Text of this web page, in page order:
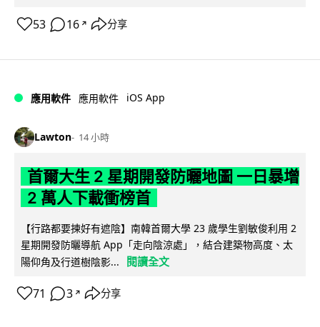
53 16 ↗ 分享
應用軟件 應用軟件 iOS App
Lawton 14 小時
首爾大生 2 星期開發防曬地圖 一日暴增
2 萬人下載衝榜首
【行路都要揀好有遮陰】南韓首爾大學 23 歲學生劉敏俊利用 2
星期開發防曬導航 App「走向陰涼處」，結合建築物高度、太
陽仰角及行道樹陰影...
閱讀全文
71 3 ↗ 分享